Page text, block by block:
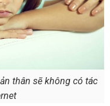
thân sẽ không có tác